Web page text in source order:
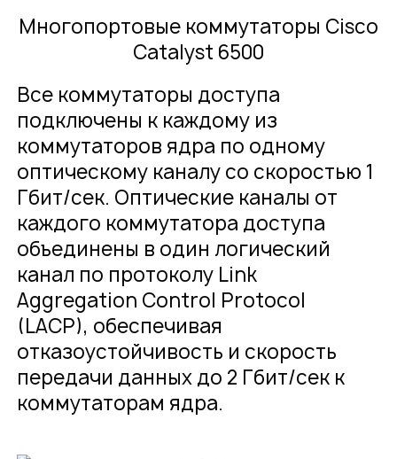
Многопортовые коммутаторы Cisco
Catalyst 6500
Все коммутаторы доступа
подключены к каждому из
коммутаторов ядра по одному
оптическому каналу со скоростью 1
Гбит/сек. Оптические каналы от
каждого коммутатора доступа
объединены в один логический
канал по протоколу Link
Aggregation Control Protocol
(LACP), обеспечивая
отказоустойчивость и скорость
передачи данных до 2 Гбит/сек к
коммутаторам ядра.